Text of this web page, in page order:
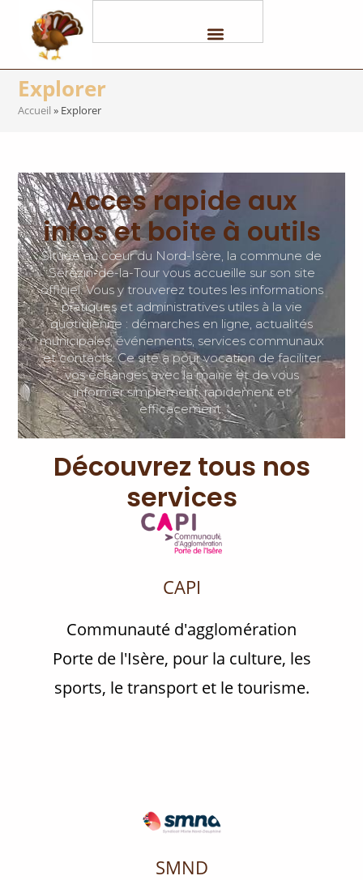
Explorer
Accueil » Explorer
Acces rapide aux
infos et boite à outils
Située au cœur du Nord-Isère, la commune de
Sérézin-de-la-Tour vous accueille sur son site
officiel. Vous y trouverez toutes les informations
pratiques et administratives utiles à la vie
quotidienne : démarches en ligne, actualités
municipales, événements, services communaux
et contacts. Ce site a pour vocation de faciliter
vos échanges avec la mairie et de vous
informer simplement, rapidement et
efficacement.
Découvrez tous nos
services
CAPI
Communauté d'agglomération
Porte de l'Isère, pour la culture, les
sports, le transport et le tourisme.
SMND